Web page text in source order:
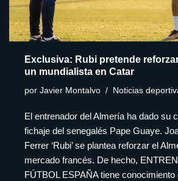
Exclusiva: Rubi pretende
un mundialista en Catar
por Javier Montalvo Noticias
El entrenador del Almería ha dado su
fichaje del senegalés Pape Guaye.
Ferrer ‘Rubi’ se plantea reforzar el
mercado francés. De hecho,
FÚTBOL ESPAÑA tiene